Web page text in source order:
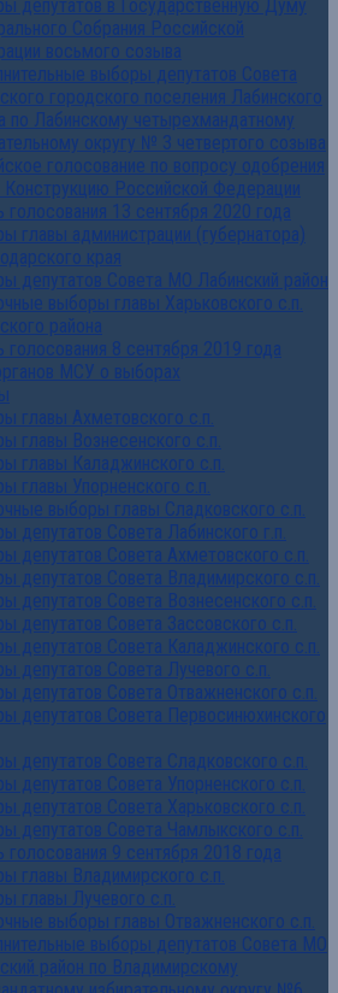
депутатов в Государственную Думу
Собрания Российской
восьмого созыва
выборы депутатов Совета
городского поселения Лабинского
по Лабинскому четырехмандатному
округу № 3 четвертого созыва
голосование по вопросу одобрения
Конструкцию Российской Федерации
голосования 13 сентября 2020 года
главы администрации (губернатора)
края
депутатов Совета МО Лабинский район
выборы главы Харьковского с.п.
района
голосования 8 сентября 2019 года
МСУ о выборах
главы Ахметовского с.п.
главы Вознесенского с.п.
главы Каладжинского с.п.
главы Упорненского с.п.
выборы главы Сладковского с.п.
депутатов Совета Лабинского г.п.
депутатов Совета Ахметовского с.п.
депутатов Совета Владимирского с.п.
депутатов Совета Вознесенского с.п.
депутатов Совета Зассовского с.п.
депутатов Совета Каладжинского с.п.
депутатов Совета Лучевого с.п.
депутатов Совета Отважненского с.п.
депутатов Совета Первосинюхинского
депутатов Совета Сладковского с.п.
депутатов Совета Упорненского с.п.
депутатов Совета Харьковского с.п.
депутатов Совета Чамлыкского с.п.
голосования 9 сентября 2018 года
главы Владимирского с.п.
главы Лучевого с.п.
выборы главы Отважненского с.п.
выборы депутатов Совета МО
район по Владимирскому